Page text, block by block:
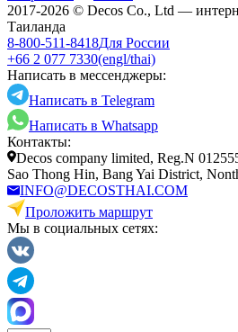
2017-2026 © Decos Co., Ltd —
Таиланда
8-800-511-8418Для России
+66 2 077 7330(engl/thai)
Написать в мессенджеры:
Написать в Telegram
Написать в Whatsapp
Контакты:
Decos company limited, Reg.N
Sao Thong Hin, Bang Yai District,
INFO@DECOSTHAI.COM
Проложить маршрут
Мы в социальных сетях: